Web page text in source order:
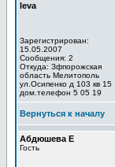
leva
Зарегистрирован:
15.05.2007
Сообщения: 2
Откуда: Зфпорожская
область Мелитополь
ул.Осипенко д 103 кв 15
дом.телефон 5 05 19
Вернуться к началу
Абдюшева Е
Гость